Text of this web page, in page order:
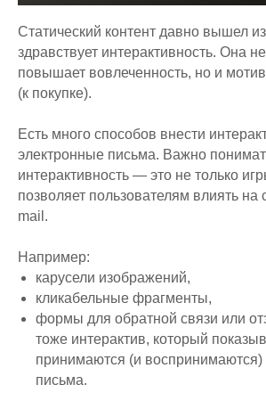
Статический контент давно вышел
здравствует интерактивность. Она
повышает вовлеченность, но и
(к покупке).
Есть много способов внести
электронные письма. Важно
интерактивность — это не только
позволяет пользователям влиять на
mail.
Например:
карусели изображений,
кликабельные фрагменты,
формы для обратной связи или
тоже интерактив, который
принимаются (и воспринимаются)
письма.